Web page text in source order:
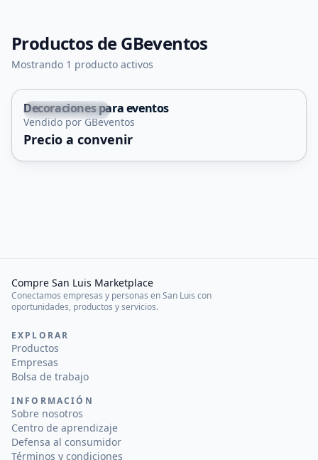
Productos deGBeventos
Mostrando 1 producto activos
Villa Mercedes
Servicio
Decoraciones para eventos
Vendido por GBeventos
Precio a convenir
Compre San Luis Marketplace
Conectamos empresas y personas en San Luis con
oportunidades, productos y servicios.
EXPLORAR
Productos
Empresas
Bolsa de trabajo
INFORMACIÓN
Sobre nosotros
Centro de aprendizaje
Defensa al consumidor
Términos y condiciones